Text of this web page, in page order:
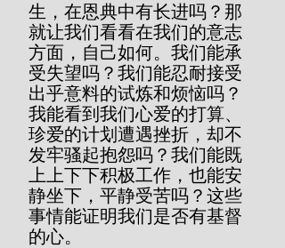
生，在恩典中有长进吗？那
就让我们看看在我们的意志
方面，自己如何。我们能承
受失望吗？我们能忍耐接受
出乎意料的试炼和烦恼吗？
我能看到我们心爱的打算、
珍爱的计划遭遇挫折，却不
发牢骚起抱怨吗？我们能既
上上下下积极工作，也能安
静坐下，平静受苦吗？这些
事情能证明我们是否有基督
的心。